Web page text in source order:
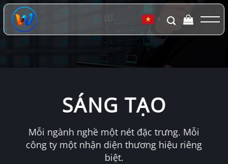
Chuyển
đến
dung
▼
SÁNG TẠO
Mỗi ngành nghề một nét đặc trưng. Mỗi
công ty một nhận diện thương hiệu riêng
biệt.